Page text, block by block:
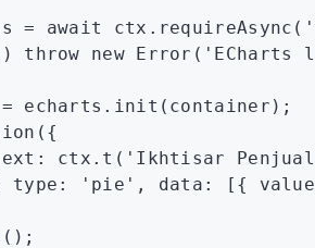
= await ctx .requireAsync (
throw new Error ( 'ECharts
= echarts .init (container);
({
: ctx .t ( 'Ikhtisar
: 'pie' , data : [{ value
();